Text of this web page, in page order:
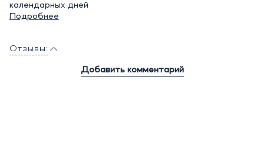
календарных дней
Подробнее
Отзывы:
Добавить комментарий